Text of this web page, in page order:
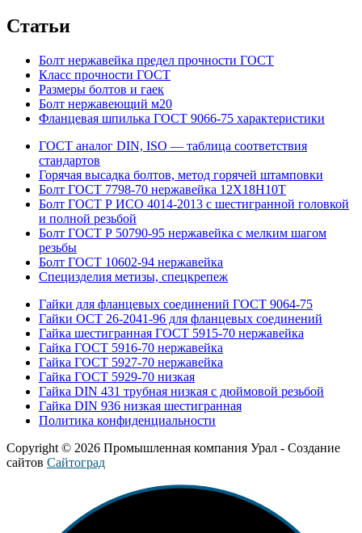
Статьи
Болт нержавейка предел прочности ГОСТ
Класс прочности ГОСТ
Размеры болтов и гаек
Болт нержавеющий м20
Фланцевая шпилька ГОСТ 9066-75 характеристики
ГОСТ аналог DIN, ISO — таблица соответствия
стандартов
Горячая высадка болтов, метод горячей штамповки
Болт ГОСТ 7798-70 нержавейка 12Х18Н10Т
Болт ГОСТ Р ИСО 4014-2013 с шестигранной головкой
и полной резьбой
Болт ГОСТ Р 50790-95 нержавейка с мелким шагом
резьбы
Болт ГОСТ 10602-94 нержавейка
Специзделия метизы, cпецкрепеж
Гайки для фланцевых соединений ГОСТ 9064-75
Гайки ОСТ 26-2041-96 для фланцевых соединений
Гайка шестигранная ГОСТ 5915-70 нержавейка
Гайка ГОСТ 5916-70 нержавейка
Гайка ГОСТ 5927-70 нержавейка
Гайка ГОСТ 5929-70 низкая
Гайка DIN 431 трубная низкая с дюймовой резьбой
Гайка DIN 936 низкая шестигранная
Политика конфиденциальности
Copyright © 2026 Промышленная компания Урал - Создание
сайтов Сайтоград